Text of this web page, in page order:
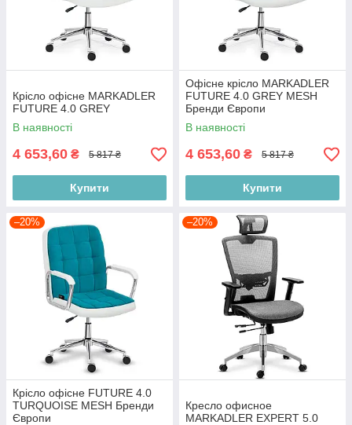
Крісло офісне MARKADLER
FUTURE 4.0 GREY
В наявності
4 653,60 ₴ 5 817 ₴
Купити
Офісне крісло MARKADLER
FUTURE 4.0 GREY MESH
Бренди Європи
В наявності
4 653,60 ₴ 5 817 ₴
Купити
–20%
Крісло офісне FUTURE 4.0
TURQUOISE MESH Бренди
Європи
–20%
Кресло офисное
MARKADLER EXPERT 5.0